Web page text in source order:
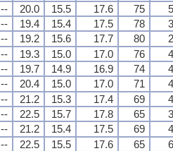
-- 20.0 15.5 17.6 75
-- 19.4 15.4 17.5 78
-- 19.2 15.6 17.7 80
-- 19.3 15.0 17.0 76
-- 19.7 14.9 16.9 74
-- 20.4 15.0 17.0 71
-- 21.2 15.3 17.4 69
-- 22.5 15.7 17.8 65
-- 21.2 15.4 17.5 69
-- 22.5 15.5 17.6 65
-- 20.0 15.5 17.6 75
-- 19.4 15.4 17.5 78
-- 19.2 15.6 17.7 80
-- 19.3 15.0 17.0 76
-- 19.7 14.9 16.9 74
-- 20.4 15.0 17.0 71
-- 21.2 15.3 17.4 69
-- 22.5 15.7 17.8 65
-- 21.2 15.4 17.5 69
-- 22.5 15.5 17.6 65
-- 20.0 15.5 17.6 75
-- 19.4 15.4 17.5 78
-- 19.2 15.6 17.7 80
-- 19.3 15.0 17.0 76
-- 19.7 14.9 16.9 74
-- 20.4 15.0 17.0 71
-- 21.2 15.3 17.4 69
-- 22.5 15.7 17.8 65
-- 21.2 15.4 17.5 69
-- 22.5 15.5 17.6 65
-- 20.0 15.5 17.6 75
-- 19.4 15.4 17.5 78
-- 19.2 15.6 17.7 80
-- 19.3 15.0 17.0 76
-- 19.7 14.9 16.9 74
-- 20.4 15.0 17.0 71
-- 21.2 15.3 17.4 69
-- 22.5 15.7 17.8 65
-- 21.2 15.4 17.5 69
-- 22.5 15.5 17.6 65